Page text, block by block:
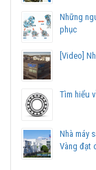
Những
phục
[Video]
Tìm hiểu
Nhà máy
Vàng đạt